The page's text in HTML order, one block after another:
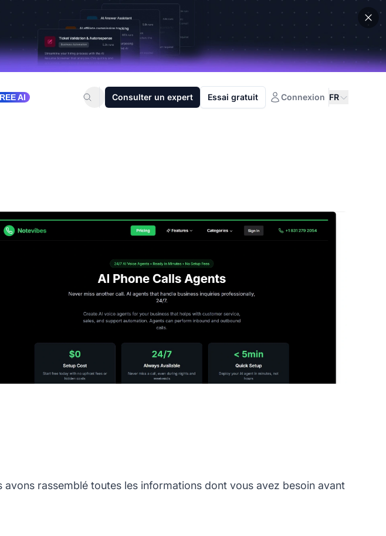
AI Consulter un expert Essai gratuit Connexion FR
avons rassemblé toutes les informations dont vous avez besoin avant